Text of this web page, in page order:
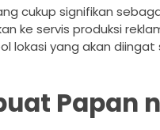
cukup signifikan
ke servis produksi
lokasi yang akan
Papan